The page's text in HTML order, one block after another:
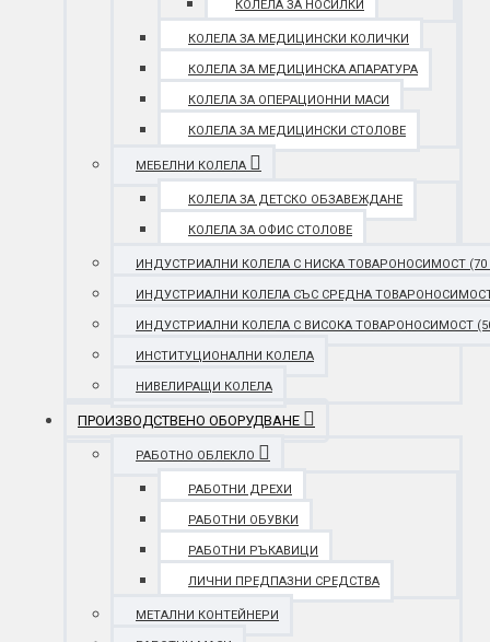
КОЛЕЛА ЗА НОСИЛКИ
КОЛЕЛА ЗА МЕДИЦИНСКИ КОЛИЧКИ
КОЛЕЛА ЗА МЕДИЦИНСКА АПАРАТУРА
КОЛЕЛА ЗА ОПЕРАЦИОННИ МАСИ
КОЛЕЛА ЗА МЕДИЦИНСКИ СТОЛОВЕ
МЕБЕЛНИ КОЛЕЛА
КОЛЕЛА ЗА ДЕТСКО ОБЗАВЕЖДАНЕ
КОЛЕЛА ЗА ОФИС СТОЛОВЕ
ИНДУСТРИАЛНИ КОЛЕЛА С НИСКА ТОВАРОНОСИМОСТ (70 -
ИНДУСТРИАЛНИ КОЛЕЛА СЪС СРЕДНА ТОВАРОНОСИМОСТ
ИНДУСТРИАЛНИ КОЛЕЛА С ВИСОКА ТОВАРОНОСИМОСТ
ИНСТИТУЦИОНАЛНИ КОЛЕЛА
НИВЕЛИРАЩИ КОЛЕЛА
ПРОИЗВОДСТВЕНО ОБОРУДВАНЕ
РАБОТНО ОБЛЕКЛО
РАБОТНИ ДРЕХИ
РАБОТНИ ОБУВКИ
РАБОТНИ РЪКАВИЦИ
ЛИЧНИ ПРЕДПАЗНИ СРЕДСТВА
МЕТАЛНИ КОНТЕЙНЕРИ